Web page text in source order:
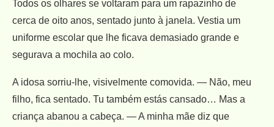
Todos os olhares se voltaram para um rapazinho de
cerca de oito anos, sentado junto à janela. Vestia um
uniforme escolar que lhe ficava demasiado grande e
segurava a mochila ao colo.
A idosa sorriu-lhe, visivelmente comovida. — Não, meu
filho, fica sentado. Tu também estás cansado… Mas a
criança abanou a cabeça. — A minha mãe diz que